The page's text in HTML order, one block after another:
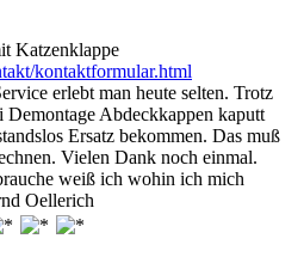
Katzenklappe
kontaktformular.html
erlebt man heute selten. Trotz
Demontage Abdeckkappen kaputt
Ersatz bekommen. Das muß
Vielen Dank noch einmal.
weiß ich wohin ich mich
Oellerich